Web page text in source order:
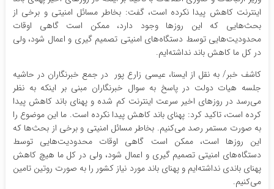
اینترنت کاهش پیدا نکرده است، گفت: بخاطر مسائل امنیتی و برخی از
بحث‌هایی که این روزها وجود دارد، ممکن است گاهی اوقات
محدودیت‌هایی توسط دستگاه‌های امنیتی تصمیم گیری و اعمال شود، ولی
در کل ما کاهش باند نداشته‌ایم.
کاشف خبر/ به نقل از ایسنا، عیسی زارع پور در جمع خبرنگاران در حاشیه
جلسه هیات دولت در پاسخ به سوال خبرنگاران مبنی بر اینکه به نظر
می‌رسد در روزهای اخیر سرعت اینترنت کم شده و پهنای باند کاهش پیدا
کرده است، تاکید کرد: پهنای باند کاهش پیدا نکرده است. ما این موضوع را
به صورت مستمر رصد می‌کنیم. بخاطر مسائل امنیتی و برخی از بحث‌ها که
این روزها است، ممکن است گاهی اوقات محدودیت‌هایی توسط
دستگاه‌های امنیتی تصمیم گیری و اعمال شود، ولی در کل ما هیچ کاهش
پهنای باندی نداشته‌ایم و پهنای باند مورد نیاز کشور را به صورت روتین تامین
می‌کنیم.